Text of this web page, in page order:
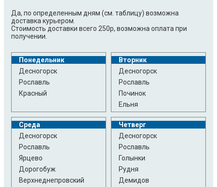
Да, по определенным дням (см. таблицу) возможна
доставка курьером.
Стоимость доставки всего 250р, возможна оплата при
получении.
Понедельник
Десногорск
Рославль
Красный
Вторник
Десногорск
Рославль
Починок
Ельня
Среда
Десногорск
Рославль
Ярцево
Дорогобуж
Верхнеднепровский
Четверг
Десногорск
Рославль
Голынки
Рудня
Демидов